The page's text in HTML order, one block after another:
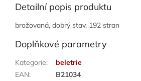
Detailní popis produktu
brožovaná, dobrý stav, 192 stran
Doplňkové parametry
Kategorie:
beletrie
EAN:
B21034